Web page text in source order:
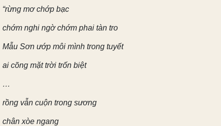
“rừng mơ chớp bạc
chớm nghi ngờ chớm phai tàn tro
Mẫu Sơn ướp môi mình trong tuyết
ai cõng mặt trời trốn biệt
…
rồng vẫn cuộn trong sương
chân xòe ngang